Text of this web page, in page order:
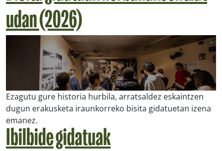
udan (2026)
Ezagutu gure historia hurbila, arratsaldez eskaintzen
dugun erakusketa iraunkorreko bisita gidatuetan izena
emanez.
Ibilbide gidatuak